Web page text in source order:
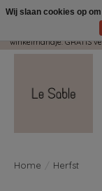
Wij pakken met plezier
winkelmandje. GRATIS
Home Herfst
Wij slaan cookies op